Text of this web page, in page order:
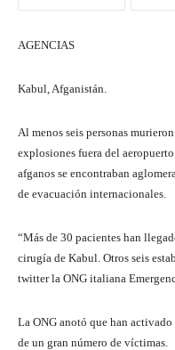
AGENCIAS
Kabul, Afganistán.
Al menos seis personas
explosiones fuera del
afganos se encontraban
de evacuación internacionales.
“Más de 30 pacientes han
cirugía de Kabul. Otros seis
twitter la ONG italiana
La ONG anotó que han
de un gran número de víctimas.